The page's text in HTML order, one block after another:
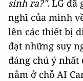
sinh ra?". LG đã
nghĩ của mình
lên các thiết bị
đạt những suy
đáng chú ý nhất
nằm ở chỗ AI